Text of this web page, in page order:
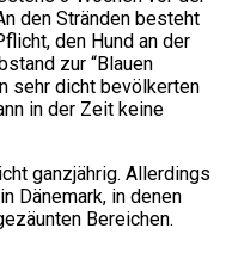
den Stränden besteht
den Hund an der
zur “Blauen
sehr dicht bevölkerten
in der Zeit keine
ganzjährig. Allerdings
Dänemark, in denen
Bereichen.